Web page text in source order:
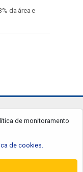
da área e
de monitoramento
de cookies.